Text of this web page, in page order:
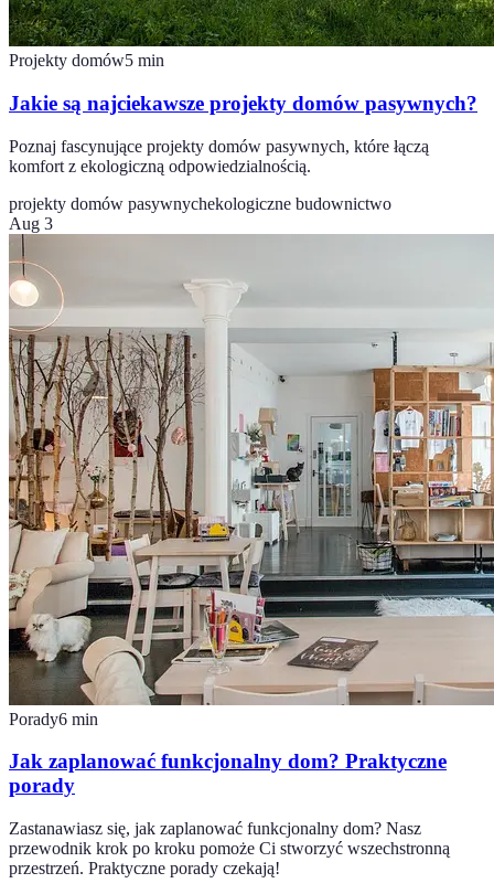
Projekty domów5 min
Jakie są najciekawsze projekty domów pasywnych?
Poznaj fascynujące projekty domów pasywnych, które łączą
komfort z ekologiczną odpowiedzialnością.
projekty domów pasywnychekologiczne budownictwo
Aug 3
Porady6 min
Jak zaplanować funkcjonalny dom? Praktyczne
porady
Zastanawiasz się, jak zaplanować funkcjonalny dom? Nasz
przewodnik krok po kroku pomoże Ci stworzyć wszechstronną
przestrzeń. Praktyczne porady czekają!